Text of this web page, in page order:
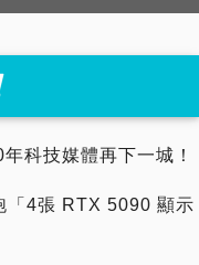
科技媒體再下一城！
「4張 RTX 5090 顯示